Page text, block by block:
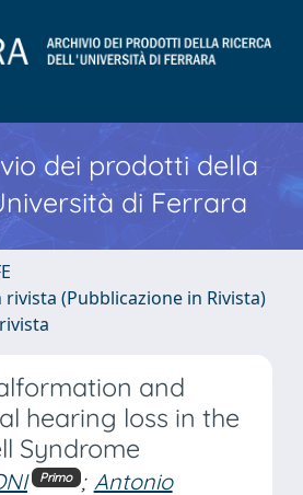
dei prodotti della
di Ferrara
(Pubblicazione in Rivista)
and
hearing loss in the
Syndrome
Primo ; Antonio